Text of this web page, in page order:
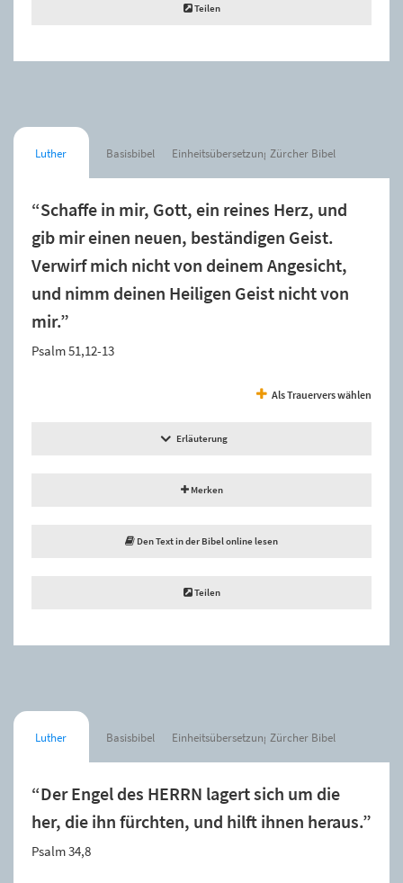
Teilen
Luther Basisbibel Einheitsübersetzung Zürcher Bibel
“Schaffe in mir, Gott, ein reines Herz, und
gib mir einen neuen, beständigen Geist.
Verwirf mich nicht von deinem Angesicht,
und nimm deinen Heiligen Geist nicht von
mir.”
Psalm 51,12-13
Als Trauervers wählen
Erläuterung
Merken
Den Text in der Bibel online lesen
Teilen
Luther Basisbibel Einheitsübersetzung Zürcher Bibel
“Der Engel des HERRN lagert sich um die
her, die ihn fürchten, und hilft ihnen heraus.”
Psalm 34,8